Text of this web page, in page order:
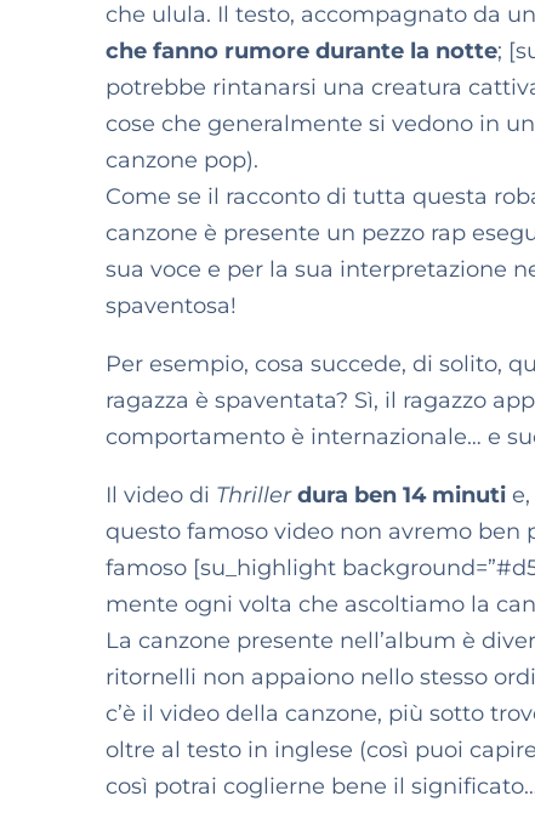
che ulula. Il testo, accompagnato da
che fanno rumore durante la notte;
potrebbe rintanarsi una creatura
cose che generalmente si vedono in
canzone pop).
Come se il racconto di tutta questa
canzone è presente un pezzo rap
sua voce e per la sua interpretazione
spaventosa!
Per esempio, cosa succede, di solito,
ragazza è spaventata? Sì, il ragazzo
comportamento è internazionale… e
Il video di Thriller dura ben 14 minuti
questo famoso video non avremo ben
famoso [su_highlight
mente ogni volta che ascoltiamo la
La canzone presente nell’album è
ritornelli non appaiono nello stesso
c’è il video della canzone, più sotto
oltre al testo in inglese (così puoi
così potrai coglierne bene il